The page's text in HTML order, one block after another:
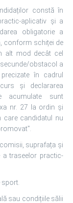
constă în
aplicativ și a
obligatorie a
conform schiței de
alt mod decât cel
obstacol a
în cadrul
și declararea
acumulate sunt
nr. 27 la ordin și
care candidatul nu
suprafața și
a traseelor practic-
sau condițiile sălii